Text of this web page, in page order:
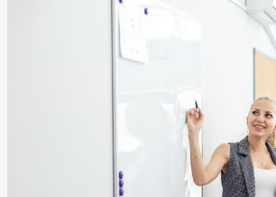
Закрываются
Происходит
кредитам.
Далее необходимо пройти всю